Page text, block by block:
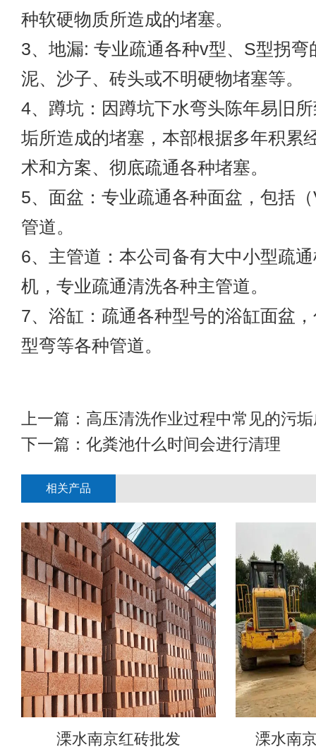
种软硬物质所造成的堵塞。
3、地漏: 专业疏通各种v型、S型拐弯
泥、沙子、砖头或不明硬物堵塞等。
4、蹲坑：因蹲坑下水弯头陈年易旧
垢所造成的堵塞，本部根据多年积累
术和方案、彻底疏通各种堵塞。
5、面盆：专业疏通各种面盆，包括
管道。
6、主管道：本公司备有大中小型疏
机，专业疏通清洗各种主管道。
7、浴缸：疏通各种型号的浴缸面盆
型弯等各种管道。
上一篇： 高压清洗作业过程中常见的污
下一篇： 化粪池什么时间会进行清理
相关产品
溧水南京红砖批发 溧水南